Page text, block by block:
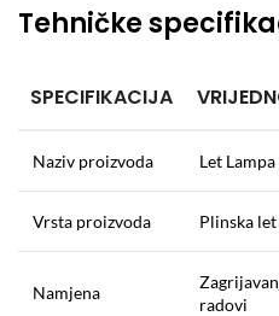
Tehničke
SPECIFIKACIJA
Naziv proizvoda Let
Vrsta proizvoda Plinska
Namjena
radovi